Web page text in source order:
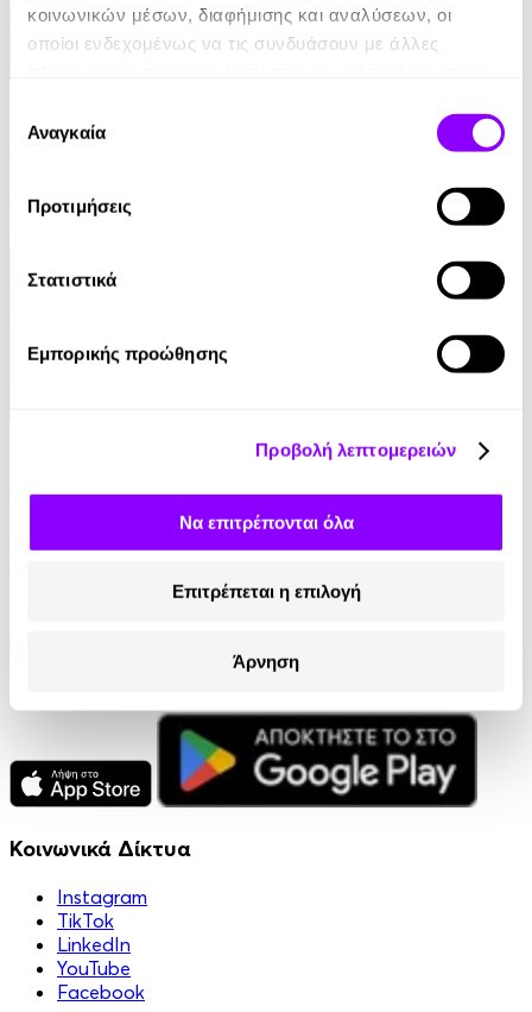
κοινωνικών μέσων, διαφήμισης και αναλύσεων, οι
οποίοι ενδεχομένως να τις συνδυάσουν με άλλες
των υπηρεσιών τους.
συγκατάθεσης
Αναγκαία
Προτιμήσεις
Στατιστικά
Εμπορικής προώθησης
Προβολή λεπτομερειών
Να επιτρέπονται όλα
Επιτρέπεται η επιλογή
Άρνηση
Μόνο Λίγα Χιλιόμετρα
Μαρία Ευθυμίου
Κοινωνικά Δίκτυα
Instagram
TikTok
LinkedIn
YouTube
Facebook